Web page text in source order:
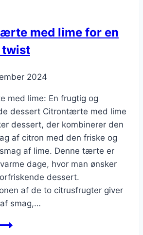
med lime for en
2024
med lime: En frugtig og
dessert Citrontærte med lime
dessert, der kombinerer den
af citron med den friske og
af lime. Denne tærte er
dage, hvor man ønsker
dessert.
af de to citrusfrugter giver
smag,…
Citrontærte